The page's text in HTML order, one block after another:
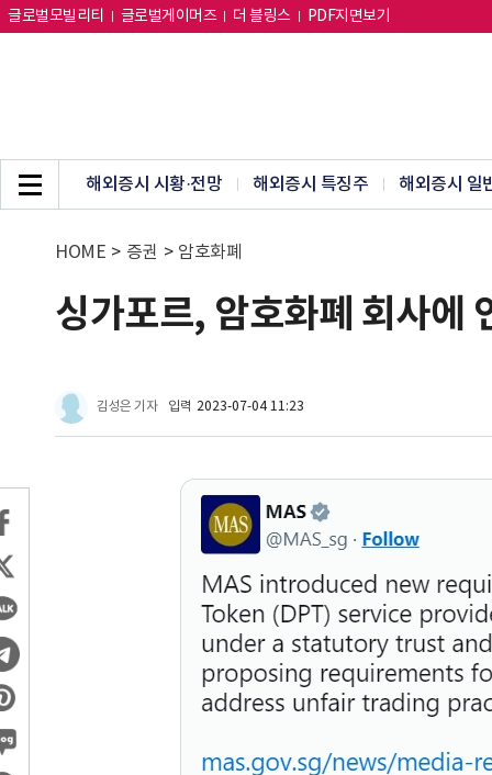
글로벌모빌리티 글로벌게이머즈 더 블링스 PDF지면보기
해외증시 시황·전망 해외증시 특징주 해외증시 일
HOME > 증권 > 암호화폐
싱가포르, 암호화폐 회사에
김성은 기자 입력 2023-07-04 11:23